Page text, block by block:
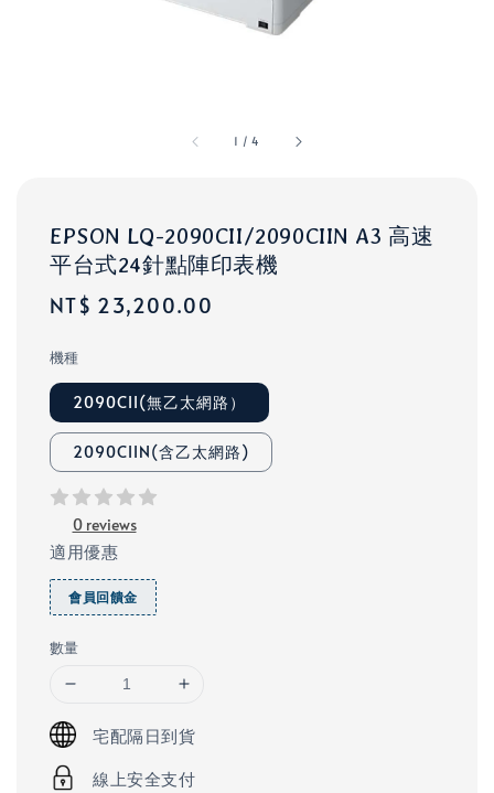
1 /4
EPSON LQ-2090CII/2090CIIN A3 高速
平台式24針點陣印表機
Regular
NT$ 23,200.00
機種
2090CII(無乙太網路）
2090CIIN(含乙太網路)
0 reviews
適用優惠
會員回饋金
數量
宅配隔日到貨
線上安全支付